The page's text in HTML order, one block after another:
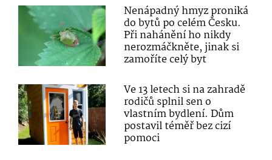
Nenápadný hmyz proniká
do bytů po celém Česku.
Při nahánění ho nikdy
nerozmáčkněte, jinak si
zamoříte celý byt
Ve 13 letech si na zahradě
rodičů splnil sen o
vlastním bydlení. Dům
postavil téměř bez cizí
pomoci